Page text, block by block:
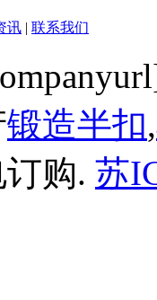
讯 | 联系我们
锻造半扣,
购. 苏